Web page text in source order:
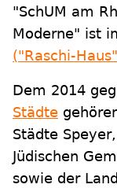
"SchUM am
Moderne" ist
("Raschi-
Dem 2014
Städte
Städte
Jüdischen
sowie der